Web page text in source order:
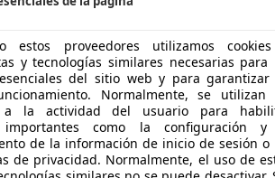
€ 40.900 Buen
estos proveedores utilizamos
y tecnologías similares necesarias para
del sitio web y para garantizar
Normalmente, se utilizan
a la actividad del usuario para
importantes como la configuración
de la información de inicio de sesión o
de privacidad. Normalmente, el uso de